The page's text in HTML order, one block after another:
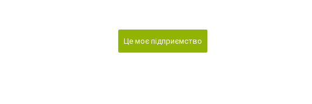
Це моє підприємство